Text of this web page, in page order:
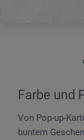
Farbe und
Von Pop-up-
buntem